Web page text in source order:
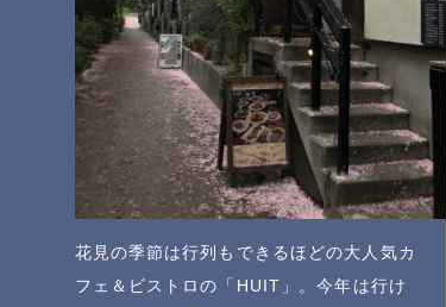
花見の季節は行列もできるほどの大人気カ
フェ＆ビストロの「HUIT」。今年は行け